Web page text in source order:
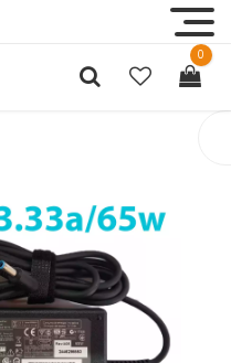
0